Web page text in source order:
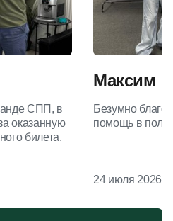
СПП, в
оказанную
билета.
Максим
Безумно
помощь в
24 июля 2026